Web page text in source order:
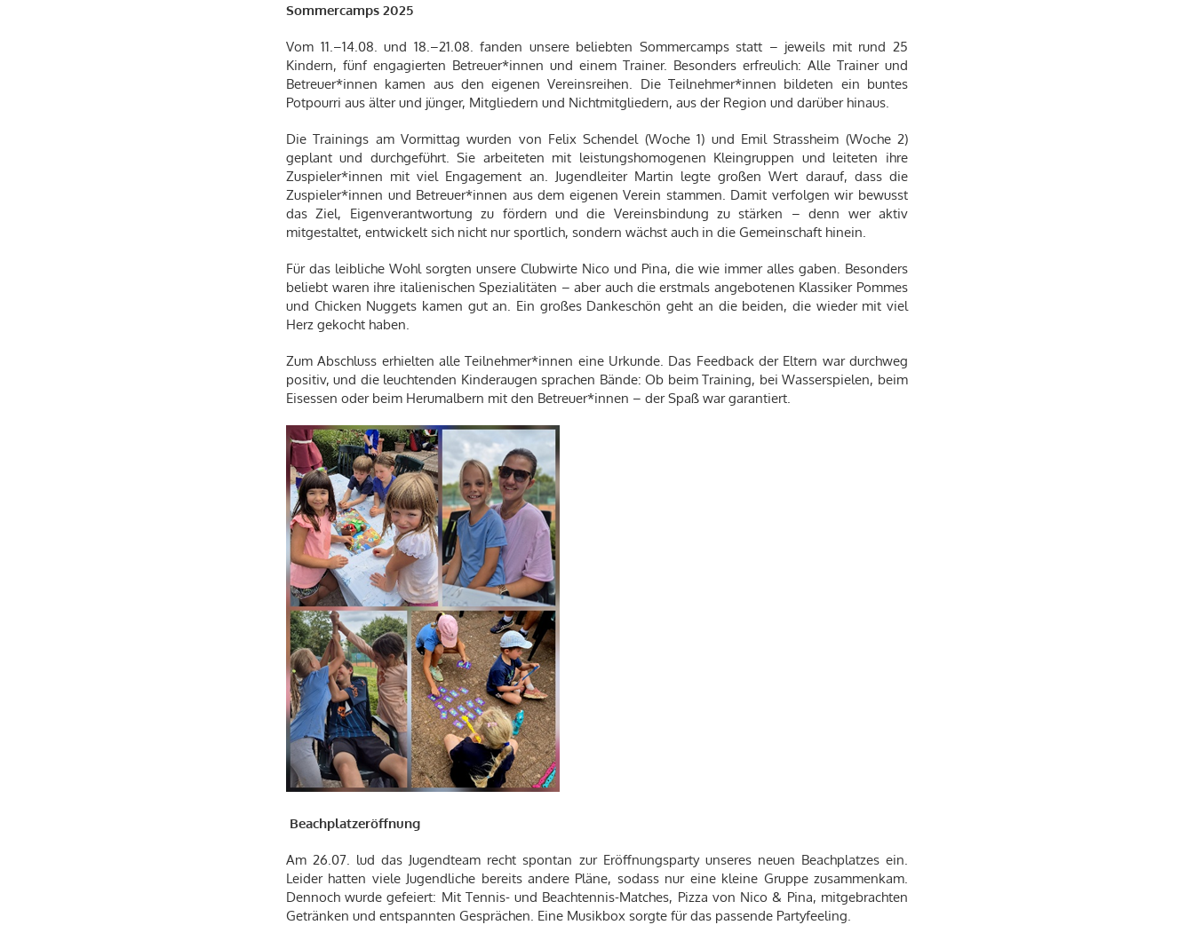
Sommercamps 2025
Vom 11.–14.08. und 18.–21.08. fanden unsere beliebten Sommercamps statt – jeweils mit rund 25
Kindern, fünf engagierten Betreuer*innen und einem Trainer. Besonders erfreulich: Alle Trainer und
Betreuer*innen kamen aus den eigenen Vereinsreihen. Die Teilnehmer*innen bildeten ein buntes
Potpourri aus älter und jünger, Mitgliedern und Nichtmitgliedern, aus der Region und darüber hinaus.
Die Trainings am Vormittag wurden von Felix Schendel (Woche 1) und Emil Strassheim (Woche 2)
geplant und durchgeführt. Sie arbeiteten mit leistungshomogenen Kleingruppen und leiteten ihre
Zuspieler*innen mit viel Engagement an. Jugendleiter Martin legte großen Wert darauf, dass die
Zuspieler*innen und Betreuer*innen aus dem eigenen Verein stammen. Damit verfolgen wir bewusst
das Ziel, Eigenverantwortung zu fördern und die Vereinsbindung zu stärken – denn wer aktiv
mitgestaltet, entwickelt sich nicht nur sportlich, sondern wächst auch in die Gemeinschaft hinein.
Für das leibliche Wohl sorgten unsere Clubwirte Nico und Pina, die wie immer alles gaben. Besonders
beliebt waren ihre italienischen Spezialitäten – aber auch die erstmals angebotenen Klassiker Pommes
und Chicken Nuggets kamen gut an. Ein großes Dankeschön geht an die beiden, die wieder mit viel
Herz gekocht haben.
Zum Abschluss erhielten alle Teilnehmer*innen eine Urkunde. Das Feedback der Eltern war durchweg
positiv, und die leuchtenden Kinderaugen sprachen Bände: Ob beim Training, bei Wasserspielen, beim
Eisessen oder beim Herumalbern mit den Betreuer*innen – der Spaß war garantiert.
Beachplatzeröffnung
Am 26.07. lud das Jugendteam recht spontan zur Eröffnungsparty unseres neuen Beachplatzes ein.
Leider hatten viele Jugendliche bereits andere Pläne, sodass nur eine kleine Gruppe zusammenkam.
Dennoch wurde gefeiert: Mit Tennis- und Beachtennis-Matches, Pizza von Nico & Pina, mitgebrachten
Getränken und entspannten Gesprächen. Eine Musikbox sorgte für das passende Partyfeeling.